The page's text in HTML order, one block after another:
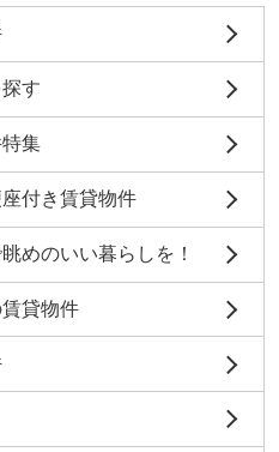
す
集
付き賃貸物件
めのいい暮らしを！
貸物件